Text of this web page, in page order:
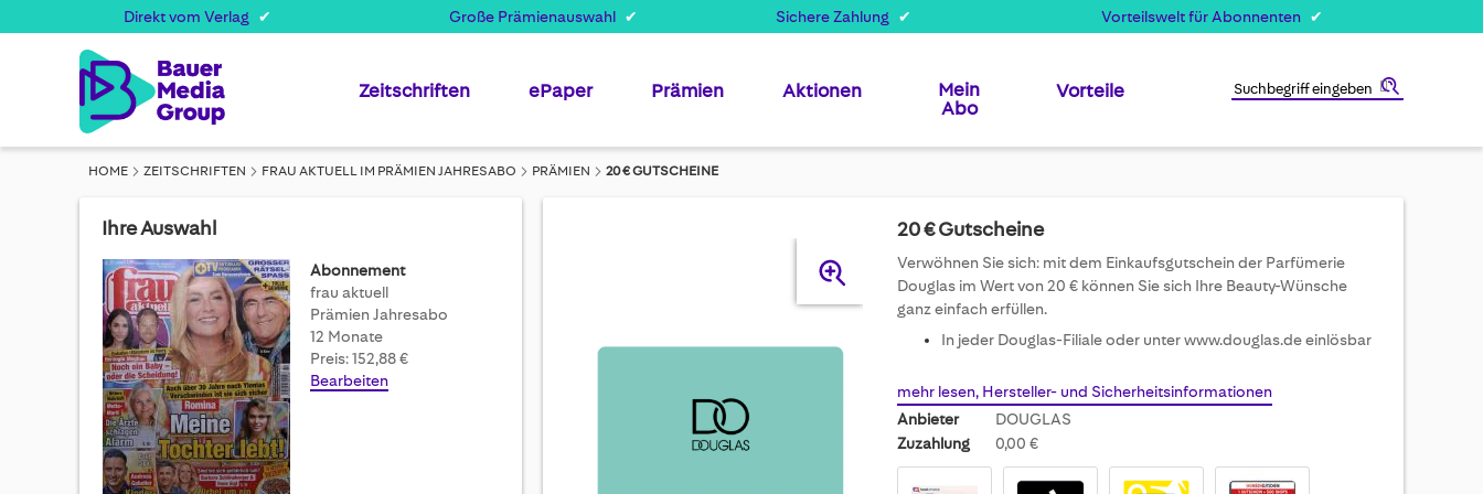
Direkt vom Verlag Große Prämienauswahl Sichere Zahlung Vorteilswelt für Abonnenten
Zeitschriften ePaper Prämien Aktionen
Mein
Abo
Vorteile
HOME ZEITSCHRIFTEN FRAU AKTUELL IM PRÄMIEN JAHRESABO PRÄMIEN 20 € GUTSCHEINE
Ihre Auswahl
Abonnement
frau aktuell
Prämien Jahresabo
12 Monate
Preis: 152,88 €
Bearbeiten
20 € Gutscheine
Verwöhnen Sie sich: mit dem Einkaufsgutschein der Parfümerie
Douglas im Wert von 20 € können Sie sich Ihre Beauty-Wünsche
ganz einfach erfüllen.
In jeder Douglas-Filiale oder unter www.douglas.de einlösbar
mehr lesen, Hersteller- und Sicherheitsinformationen
Anbieter
DOUGLAS
Zuzahlung
0,00 €